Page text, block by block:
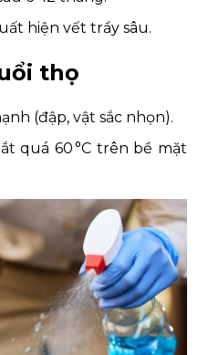
hiện vết trầy sâu.
thọ
(đập, vật sắc nhọn).
quá 60 °C trên bề mặt